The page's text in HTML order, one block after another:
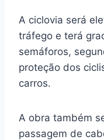
A ciclovia será
tráfego e terá
semáforos,
proteção dos
carros.
A obra também
passagem de